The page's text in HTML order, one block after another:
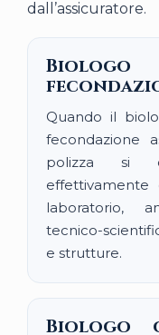
dall’assicuratore.
Quando il
fecondazione
polizza si
effettivamente
laboratorio,
tecnico-
e strutture.
Biologo